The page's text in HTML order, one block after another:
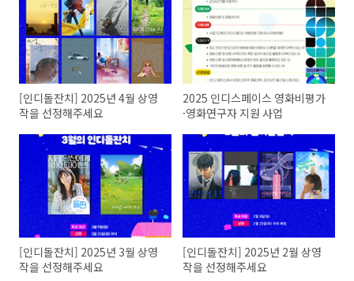
[인디돌잔치] 2025년 4월 상영
작을 선정해주세요
2025 인디스페이스 영화비평가
·영화연구자 지원 사업
[인디돌잔치] 2025년 3월 상영
작을 선정해주세요
[인디돌잔치] 2025년 2월 상영
작을 선정해주세요